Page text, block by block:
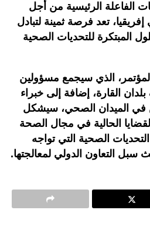
الفاعلة الرئيسية من أجل
تعد فرصة ثمينة لتبادل
المبتكرة للتحديات الصحية
الذي سيجمع مسؤولين
القارة، إضافة إلى خبراء
في الميدان الصحي، سيشكل
الحالية في مجال الصحة
الصحية التي تواجه
سبل التعاون الدولي لمعالجتها.